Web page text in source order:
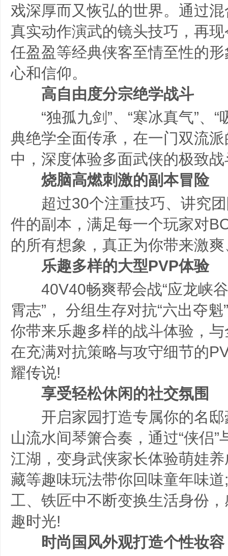
戏深厚而又恢弘的世界。通过
真实动作演武的镜头技巧，再
任盈盈等经典侠客至情至性的
心和信仰。
高自由度分宗绝学战斗
“独孤九剑”、“寒冰真气”、“
典绝学全面传承，在一门双流
中，深度体验多面武侠的极致战
烧脑高燃刺激的副本冒险
超过30个注重技巧、讲究团
件的副本，满足每一个玩家对
的所有想象，真正为你带来激
乐趣多样的大型PVP体验
40V40畅爽帮会战“应龙峡谷
霄志”， 分组生存对抗“六出夺
你带来乐趣多样的战斗体验，
在充满对抗策略与攻守细节的
耀传说!
享受轻松休闲的社交氛围
开启家园打造专属你的名邸
山流水间琴箫合奏，通过“侠侣
江湖，变身武侠家长体验萌娃
藏等趣味玩法带你回味童年味
工、铁匠中不断变换生活身份
趣时光!
时尚国风外观打造个性妆容